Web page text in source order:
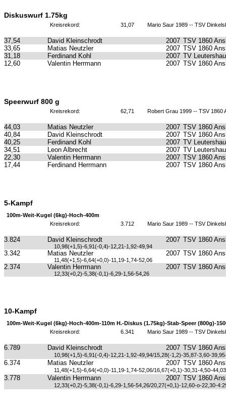
Diskuswurf 1.75kg
Kreisrekord: 31,07 Mario Saur 1989 -- TSV
37,54 David Kleinschrodt 2007 TSV 1860
33,65
Matias Neutzler 2007 TSV 1860
31,18
Ferdinand Kohl 2007 TV
12,60
Valentin Herrmann 2007 TSV 1860
Speerwurf 800 g
Kreisrekord: 62,71 Robert Grau 1999 -- TSV 1860
44,03 Matias Neutzler 2007 TSV 1860
40,84
David Kleinschrodt 2007 TSV 1860
40,25
Ferdinand Kohl 2007 TV
34,51
Leon Albrecht 2007 TV
22,30
Valentin Herrmann 2007 TSV 1860
17,44
Ferdinand Herrmann 2007 TSV 1860
5-Kampf
100m-Weit-Kugel (6kg)-Hoch-400m
Kreisrekord:
3.712 Mario Saur 1989 -- TSV
3.824 David Kleinschrodt 2007 TSV 1860
10,98(+1,5)-6,91(-0,4)-12,21-1,92-49,94
3.342 Matias Neutzler 2007 TSV 1860
11,48(+1,5)-6,64(+0,0)-11,19-1,74-52,06
2.374 Valentin Herrmann 2007 TSV 1860
12,33(+0,2)-5,38(-0,1)-6,29-1,56-54,26
10-Kampf
100m-Weit-Kugel (6kg)-Hoch-400m-110m H.-Diskus (1.75kg)-Stab-Speer (800g)-
Kreisrekord:
6.341 Mario Saur 1989 -- TSV
6.789 David Kleinschrodt 2007 TSV 1860
10,98(+1,5)-6,91(-0,4)-12,21-1,92-49,94/15,28(-1,2)-35,87-3,60-
6.374 Matias Neutzler 2007 TSV 1860
11,48(+1,5)-6,64(+0,0)-11,19-1,74-52,06/16,67(+0,1)-30,31-4,50-
3.778 Valentin Herrmann 2007 TSV 1860
12,33(+0,2)-5,38(-0,1)-6,29-1,56-54,26/20,27(+0,1)-12,60-o-22,30-